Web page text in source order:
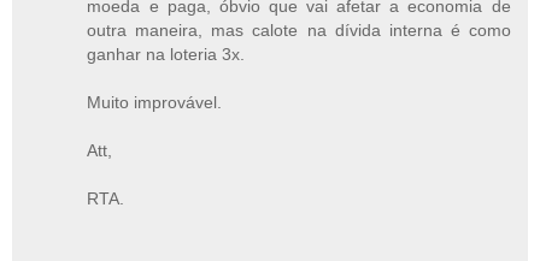
moeda e paga, óbvio que vai afetar a economia de
outra maneira, mas calote na dívida interna é como
ganhar na loteria 3x.
Muito improvável.
Att,
RTA.